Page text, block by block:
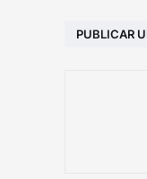
PUBLICAR